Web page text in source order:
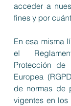
acceder a
fines y por
En esa misma
el
Protección
Europea
de normas de
vigentes en